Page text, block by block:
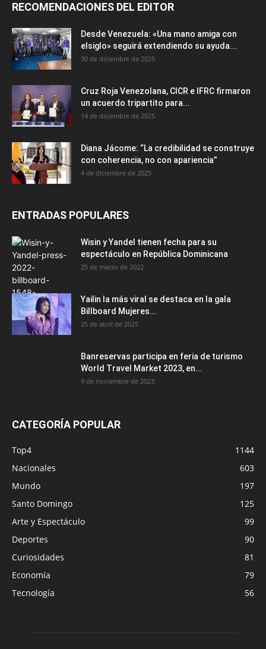
RECOMENDACIONES DEL EDITOR
Desde Venezuela: «Una mano amiga con
elsiglo» seguirá extendiendo su ayuda...
30 de diciembre de 2025
Cruz Roja Venezolana, CICR e IFRC firmaron
un acuerdo tripartito para...
14 de diciembre de 2025
Diana Jácome: “La credibilidad se construye
con coherencia, no con apariencia”
4 de diciembre de 2025
ENTRADAS POPULARES
Wisin y Yandel tienen fecha para su
espectáculo en República Dominicana
25 de marzo de 2022
Yailin la más viral se destaca en la gala
Billboard Mujeres...
25 de abril de 2025
Banreservas participa en feria de turismo
World Travel Market 2023, en...
9 de noviembre de 2023
CATEGORÍA POPULAR
Top4
1144
Nacionales
603
Mundo
197
Santo Domingo
125
Arte y Espectáculo
99
Deportes
90
Curiosidades
81
Economía
79
Tecnología
56